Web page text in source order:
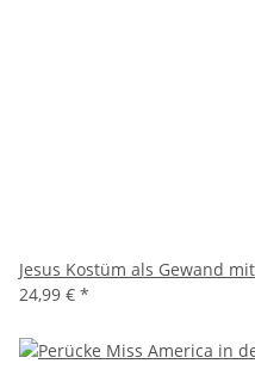
Jesus Kostüm als Gewand
24,99 € *